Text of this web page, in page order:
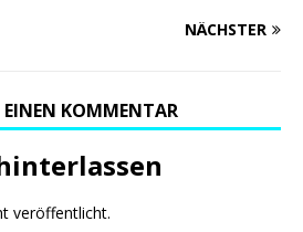
NÄCHSTER
EINEN KOMMENTAR
veröffentlicht.